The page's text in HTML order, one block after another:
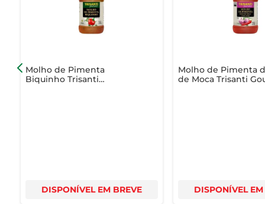
Molho de Pimenta
Biquinho Trisanti
DISPONÍVEL EM BREVE
Molho de Pimenta
de Moca Trisanti
DISPONÍVEL EM